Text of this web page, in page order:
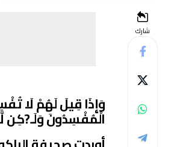
شارك
الْمُفْسِدُونَ وَلَـ?كِن